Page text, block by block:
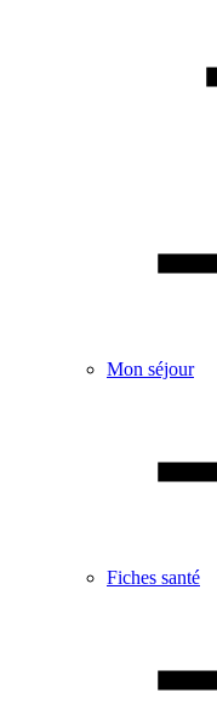
Mon séjour
Fiches santé